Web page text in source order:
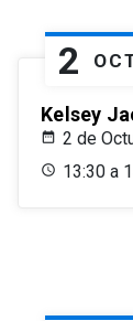
2
Kelsey
2 de
13:30 a